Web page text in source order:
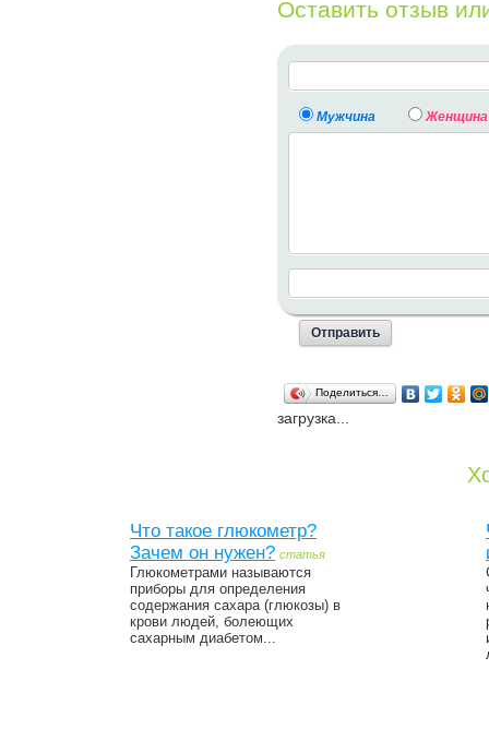
Оставить отзыв
Мужчина Женщина
Поделиться…
загрузка...
Что такое глюкометр?
Зачем он нужен? статья
Глюкометрами называются
приборы для определения
содержания сахара (глюкозы) в
крови людей, болеющих
сахарным диабетом...